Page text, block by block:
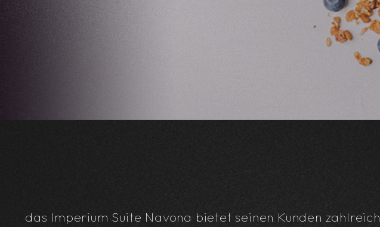
das Imperium Suite Navona bietet seinen Kunden